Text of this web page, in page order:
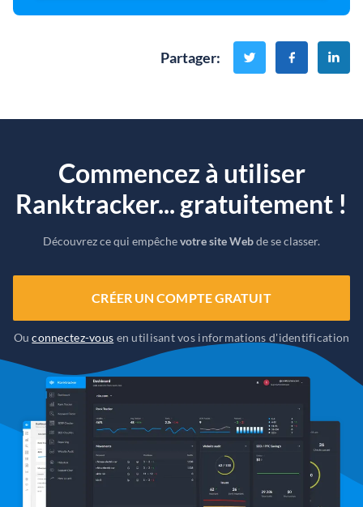
Partager:
Commencez à utiliser
Ranktracker... gratuitement !
Découvrez ce qui empêchevotre site Webde se classer.
CRÉER UN COMPTE GRATUIT
Ouconnectez-vous en utilisant vos informations d'identification